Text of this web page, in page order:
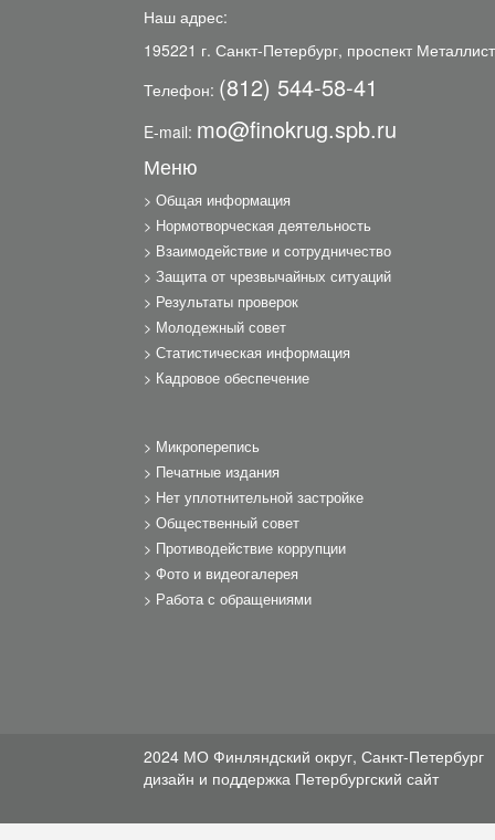
Наш адрес:
195221 г. Санкт-Петербург, проспект
Телефон: (812) 544-58-41
E-mail: mo@finokrug.spb.ru
Меню
Общая информация
Нормотворческая деятельность
Взаимодействие и сотрудничество
Защита от чрезвычайных ситуаций
Результаты проверок
Молодежный совет
Статистическая информация
Кадровое обеспечение
Микроперепись
Печатные издания
Нет уплотнительной застройке
Общественный совет
Противодействие коррупции
Фото и видеогалерея
Работа с обращениями
2024 МО Финляндский округ, Санкт-Петербург
дизайн и поддержка Петербургский сайт